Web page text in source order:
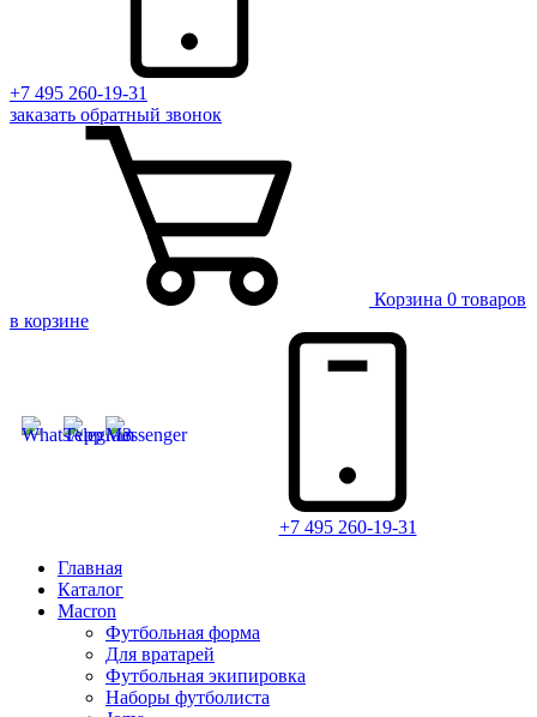
+7 495 260-19-31
заказать обратный звонок
Корзина 0 товаров
в корзине
+7 495 260-19-31
Главная
Каталог
Macron
Футбольная форма
Для вратарей
Футбольная экипировка
Наборы футболиста